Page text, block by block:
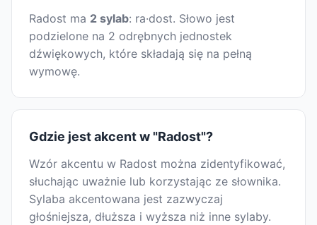
Radost ma 2 sylab: ra·dost. Słowo jest
podzielone na 2 odrębnych jednostek
dźwiękowych, które składają się na pełną
wymowę.
Gdzie jest akcent w "Radost"?
Wzór akcentu w Radost można zidentyfikować,
słuchając uważnie lub korzystając ze słownika.
Sylaba akcentowana jest zazwyczaj
głośniejsza, dłuższa i wyższa niż inne sylaby.